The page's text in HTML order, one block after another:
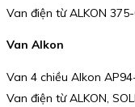
Van điện từ ALKON
Van Alkon
Van 4 chiều Alkon
Van điện từ ALKON,